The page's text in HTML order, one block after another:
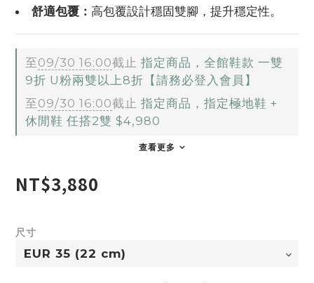
舒適包覆： 高包覆設計穩固雙腳，提升穩定性。
至09/30 16:00截止 指定商品，全館鞋款 一雙
9折 U粉兩雙以上8折【請務必登入會員】
至09/30 16:00截止 指定商品，指定極地鞋 +
休閒鞋 任搭2雙 $4,980
查看更多
NT$3,880
尺寸